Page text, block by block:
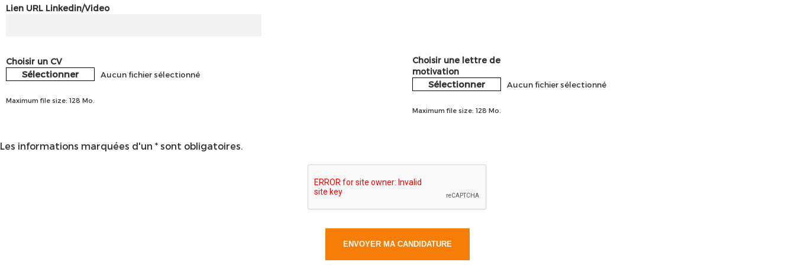
Lien URL Linkedin/Video
Choisir un CV
Sélectionner Aucun fichier sélectionné
Maximum file size: 128 Mo.
Choisir une lettre de
motivation
Sélectionner Aucun fichier sélectionné
Maximum file size: 128 Mo.
Les informations marquées d'un * sont obligatoires.